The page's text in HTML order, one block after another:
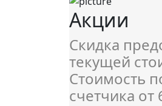
Акции
Скидка
текущей
Стоимость
счетчика от